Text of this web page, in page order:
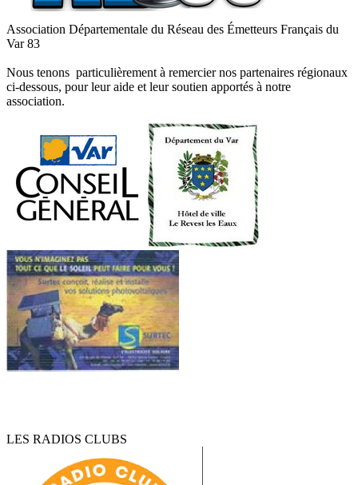
Association Départementale du Réseau des Émetteurs Français du
Var 83
Nous tenons particulièrement à remercier nos partenaires régionaux
ci-dessous, pour leur aide et leur soutien apportés à notre
association.
LES RADIOS CLUBS